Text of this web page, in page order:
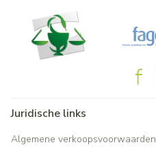
Juridische links
Algemene verkoopsvoorwaarden